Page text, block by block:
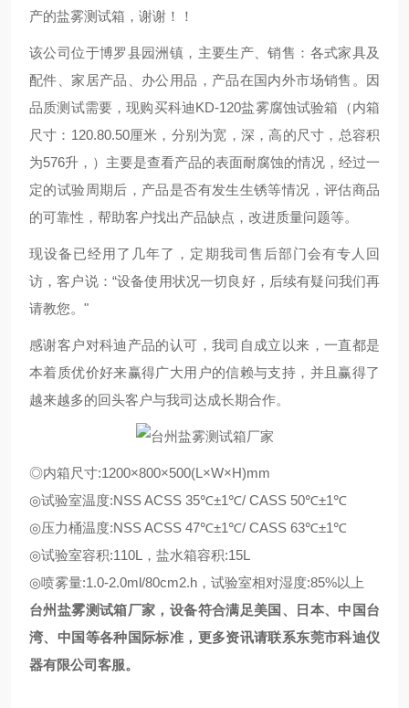
产的盐雾测试箱，谢谢！！
该公司位于博罗县园洲镇，主要生产、销售：各式家具及
配件、家居产品、办公用品，产品在国内外市场销售。因
品质测试需要，现购买科迪KD-120盐雾腐蚀试验箱（内箱
尺寸：120.80.50厘米，分别为宽，深，高的尺寸，总容积
为576升，）主要是查看产品的表面耐腐蚀的情况，经过一
定的试验周期后，产品是否有发生生锈等情况，评估商品
的可靠性，帮助客户找出产品缺点，改进质量问题等。
现设备已经用了几年了，定期我司售后部门会有专人回
访，客户说：“设备使用状况一切良好，后续有疑问我们再
请教您。"
感谢客户对科迪产品的认可，我司自成立以来，一直都是
本着质优价好来赢得广大用户的信赖与支持，并且赢得了
越来越多的回头客户与我司达成长期合作。
◎内箱尺寸:1200×800×500(L×W×H)mm
◎试验室温度:NSS ACSS 35℃±1℃/ CASS 50℃±1℃
◎压力桶温度:NSS ACSS 47℃±1℃/ CASS 63℃±1℃
◎试验室容积:110L，盐水箱容积:15L
◎喷雾量:1.0-2.0ml/80cm2.h，试验室相对湿度:85%以上
台州盐雾测试箱厂家，设备符合满足美国、日本、中国台
湾、中国等各种国际标准，更多资讯请联系东莞市科迪仪
器有限公司客服。